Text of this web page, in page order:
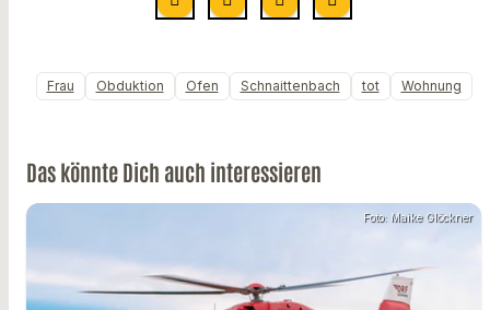
Frau Obduktion Ofen Schnaittenbach tot Wohnung
Das könnte Dich auch interessieren
Foto: Maike Glöckner